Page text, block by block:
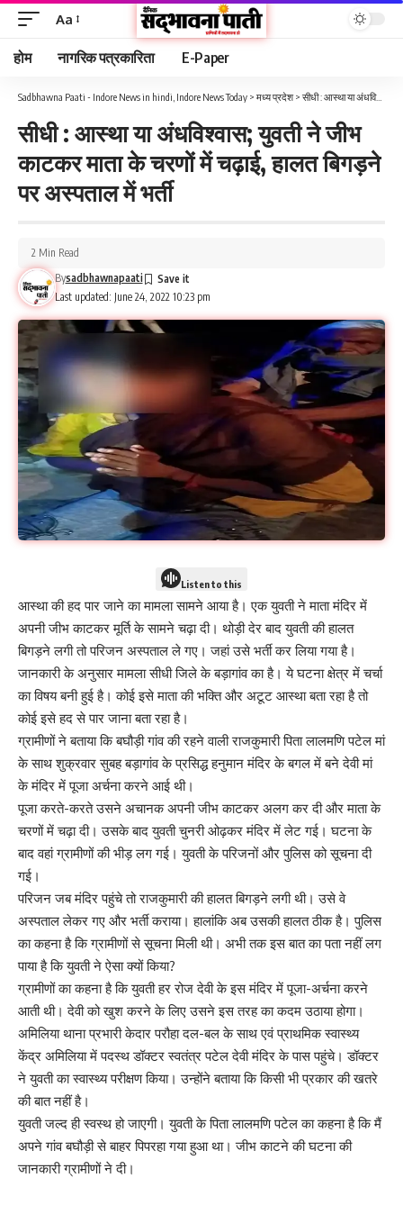
Aa
होम नागरिक पत्रकारिता E-Paper
Sadbhawna Paati - Indore News in hindi, Indore News Today > मध्य प्रदेश> सीधी : आस्था या अंधविश्वास; युवती ने जीभ काटकर माता के चरणों में चढ़ाई, हालत बिगड़ने पर अस्पताल में भर्ती
सीधी : आस्था या अंधविश्वास; युवती ने जीभ
काटकर माता के चरणों में चढ़ाई, हालत बिगड़ने
पर अस्पताल में भर्ती
Last updated: June 24, 2022 10:23 pm
Bysadbhawnapaati
2 Min Read
Listen to this
आस्था की हद पार जाने का मामला सामने आया है। एक युवती ने माता मंदिर में
अपनी जीभ काटकर मूर्ति के सामने चढ़ा दी। थोड़ी देर बाद युवती की हालत
बिगड़ने लगी तो परिजन अस्पताल ले गए। जहां उसे भर्ती कर लिया गया है।
जानकारी के अनुसार मामला सीधी जिले के बड़ागांव का है। ये घटना क्षेत्र में चर्चा
का विषय बनी हुई है। कोई इसे माता की भक्ति और अटूट आस्था बता रहा है तो
कोई इसे हद से पार जाना बता रहा है।
ग्रामीणों ने बताया कि बघौड़ी गांव की रहने वाली राजकुमारी पिता लालमणि पटेल मां
के साथ शुक्रवार सुबह बड़ागांव के प्रसिद्ध हनुमान मंदिर के बगल में बने देवी मां
के मंदिर में पूजा अर्चना करने आई थी।
पूजा करते-करते उसने अचानक अपनी जीभ काटकर अलग कर दी और माता के
चरणों में चढ़ा दी। उसके बाद युवती चुनरी ओढ़कर मंदिर में लेट गई। घटना के
बाद वहां ग्रामीणों की भीड़ लग गई। युवती के परिजनों और पुलिस को सूचना दी
गई।
परिजन जब मंदिर पहुंचे तो राजकुमारी की हालत बिगड़ने लगी थी। उसे वे
अस्पताल लेकर गए और भर्ती कराया। हालांकि अब उसकी हालत ठीक है। पुलिस
का कहना है कि ग्रामीणों से सूचना मिली थी। अभी तक इस बात का पता नहीं लग
पाया है कि युवती ने ऐसा क्यों किया?
ग्रामीणों का कहना है कि युवती हर रोज देवी के इस मंदिर में पूजा-अर्चना करने
आती थी। देवी को खुश करने के लिए उसने इस तरह का कदम उठाया होगा।
अमिलिया थाना प्रभारी केदार परौहा दल-बल के साथ एवं प्राथमिक स्वास्थ्य
केंद्र अमिलिया में पदस्थ डॉक्टर स्वतंत्र पटेल देवी मंदिर के पास पहुंचे। डॉक्टर
ने युवती का स्वास्थ्य परीक्षण किया। उन्होंने बताया कि किसी भी प्रकार की खतरे
की बात नहीं है।
युवती जल्द ही स्वस्थ हो जाएगी। युवती के पिता लालमणि पटेल का कहना है कि मैं
अपने गांव बघौड़ी से बाहर पिपरहा गया हुआ था। जीभ काटने की घटना की
जानकारी ग्रामीणों ने दी।